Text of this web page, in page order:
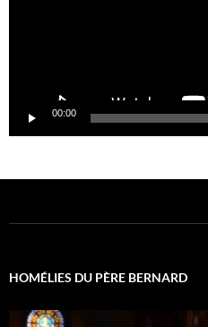
00:00
HOMÉLIES DU PÈRE BERNARD